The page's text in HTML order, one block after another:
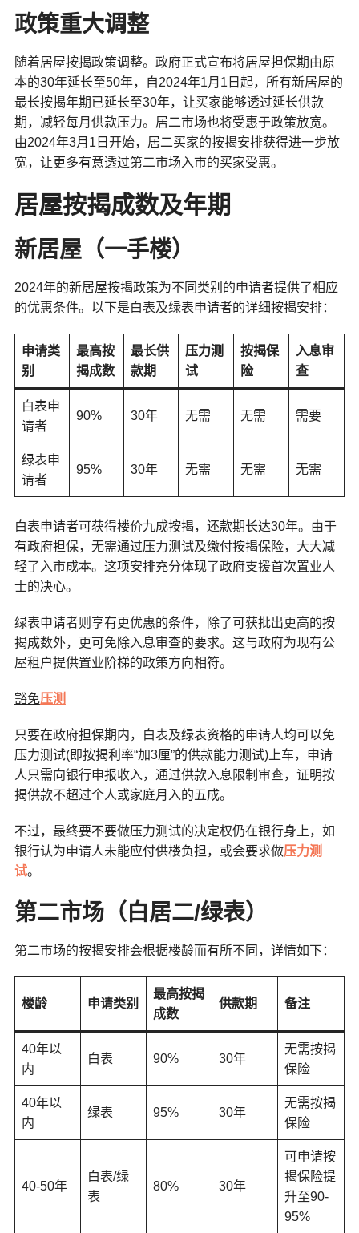
政策重大调整
随着居屋按揭政策调整。政府正式宣布将居屋担保期由原
本的30年延长至50年，自2024年1月1日起，所有新居屋的
最长按揭年期已延长至30年，让买家能够透过延长供款
期，减轻每月供款压力。居二市场也将受惠于政策放宽。
由2024年3月1日开始，居二买家的按揭安排获得进一步放
宽，让更多有意透过第二市场入市的买家受惠。
居屋按揭成数及年期
新居屋（一手楼）
2024年的新居屋按揭政策为不同类别的申请者提供了相应
的优惠条件。以下是白表及绿表申请者的详细按揭安排：
申请类
别
最高按
揭成数
最长供
款期
压力测
试
按揭保
险
入息审
查
白表申
请者
90% 30年 无需 无需 需要
绿表申
请者
95% 30年 无需 无需 无需
白表申请者可获得楼价九成按揭，还款期长达30年。由于
有政府担保，无需通过压力测试及缴付按揭保险，大大减
轻了入市成本。这项安排充分体现了政府支援首次置业人
士的决心。
绿表申请者则享有更优惠的条件，除了可获批出更高的按
揭成数外，更可免除入息审查的要求。这与政府为现有公
屋租户提供置业阶梯的政策方向相符。
豁免压测
只要在政府担保期内，白表及绿表资格的申请人均可以免
压力测试(即按揭利率“加3厘”的供款能力测试)上车，申请
人只需向银行申报收入，通过供款入息限制审查，证明按
揭供款不超过个人或家庭月入的五成。
不过，最终要不要做压力测试的决定权仍在银行身上，如
银行认为申请人未能应付供楼负担，或会要求做压力测
试。
第二市场（白居二/绿表）
第二市场的按揭安排会根据楼龄而有所不同，详情如下：
楼龄 申请类别
最高按揭
成数
供款期 备注
40年以
内
白表 90% 30年
无需按揭
保险
40年以
内
绿表 95% 30年
无需按揭
保险
40-50年
白表/绿
表
80% 30年
可申请按
揭保险提
升至90-
95%